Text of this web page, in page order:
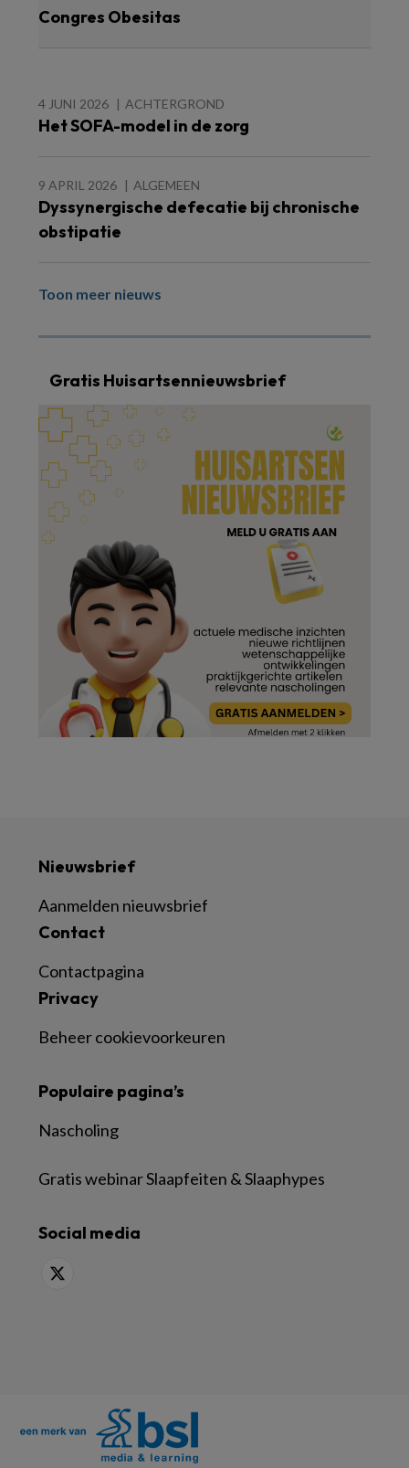
Congres Obesitas
4 JUNI 2026 ACHTERGROND
Het SOFA-model in de zorg
9 APRIL 2026 ALGEMEEN
Dyssynergische defecatie bij chronische
obstipatie
Toon meer nieuws
Gratis Huisartsennieuwsbrief
Nieuwsbrief
Aanmelden nieuwsbrief
Contact
Contactpagina
Privacy
Beheer cookievoorkeuren
Populaire pagina’s
Nascholing
Gratis webinar Slaapfeiten & Slaaphypes
Social media